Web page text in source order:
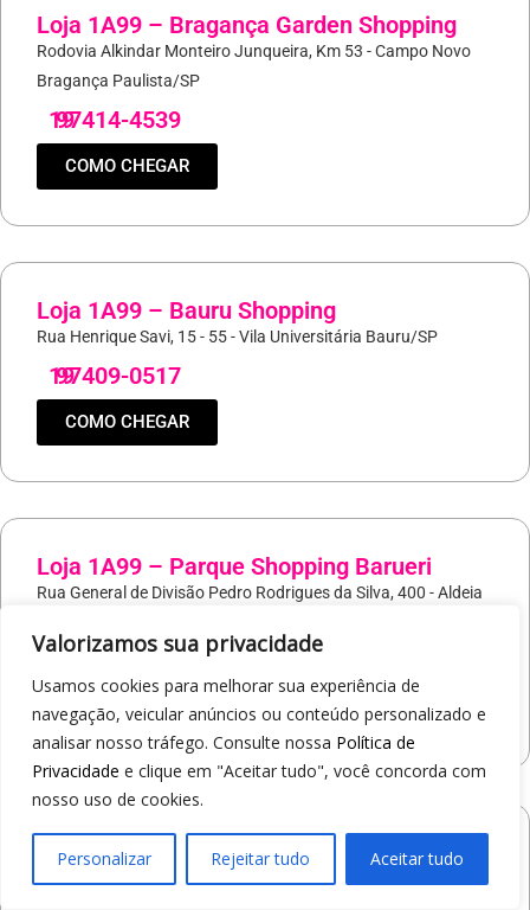
Valorizamos sua privacidade
Usamos cookies para melhorar sua experiência de
navegação, veicular anúncios ou conteúdo personalizado e
analisar nosso tráfego. Consulte nossa Política de
Privacidade e clique em "Aceitar tudo", você concorda com
nosso uso de cookies.
Personalizar Rejeitar tudo Aceitar tudo
Loja 1A99 – Bragança Garden Shopping
Rodovia Alkindar Monteiro Junqueira, Km 53 - Campo Novo
Bragança Paulista/SP
19
97414-4539
COMO CHEGAR
Loja 1A99 – Bauru Shopping
Rua Henrique Savi, 15 - 55 - Vila Universitária Bauru/SP
19
97409-0517
COMO CHEGAR
Loja 1A99 – Parque Shopping Barueri
Rua General de Divisão Pedro Rodrigues da Silva, 400 - Aldeia
19
97421-9037
COMO CHEGAR
Loja 1A99 – North Shopping Barretos